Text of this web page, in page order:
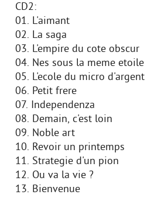
CD2:
01. L'aimant
02. La saga
03. L'empire du cote obscur
04. Nes sous la meme etoile
05. L'ecole du micro d'argent
06. Petit frere
07. Independenza
08. Demain, c'est loin
09. Noble art
10. Revoir un printemps
11. Strategie d'un pion
12. Ou va la vie ?
13. Bienvenue